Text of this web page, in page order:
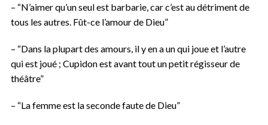
– “N’aimer qu’un seul est barbarie, car c’est au détriment de
tous les autres. Fût-ce l’amour de Dieu”
– “Dans la plupart des amours, il y en a un qui joue et l’autre
qui est joué ; Cupidon est avant tout un petit régisseur de
théâtre”
– “La femme est la seconde faute de Dieu”